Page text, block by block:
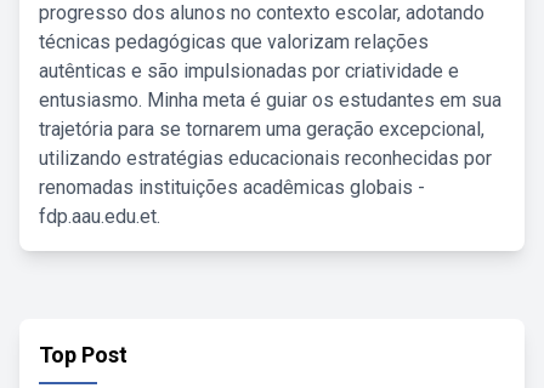
progresso dos alunos no contexto escolar, adotando
técnicas pedagógicas que valorizam relações
autênticas e são impulsionadas por criatividade e
entusiasmo. Minha meta é guiar os estudantes em sua
trajetória para se tornarem uma geração excepcional,
utilizando estratégias educacionais reconhecidas por
renomadas instituições acadêmicas globais -
fdp.aau.edu.et.
Top Post